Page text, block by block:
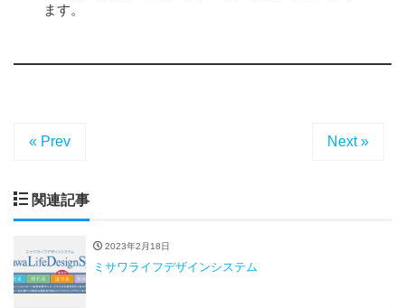
ます。
« Prev Next »
関連記事
2023年2月18日
ミサワライフデザインシステム